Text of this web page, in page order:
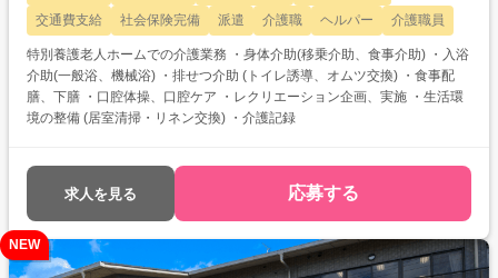
交通費支給
社会保険完備 派遣 介護職 ヘルパー 介護職員
特別養護老人ホームでの介護業務 ・身体介助(移乗介助、食事介助) ・入浴
介助(一般浴、機械浴) ・排せつ介助 (トイレ誘導、オムツ交換) ・食事配
膳、下膳 ・口腔体操、口腔ケア ・レクリエーション企画、実施 ・生活環
境の整備 (居室清掃・リネン交換) ・介護記録
求人を見る 応募する
NEW